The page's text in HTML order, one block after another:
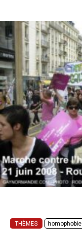
THÈMES homophobie